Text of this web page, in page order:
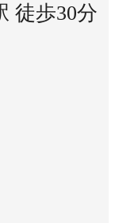
徒歩30分